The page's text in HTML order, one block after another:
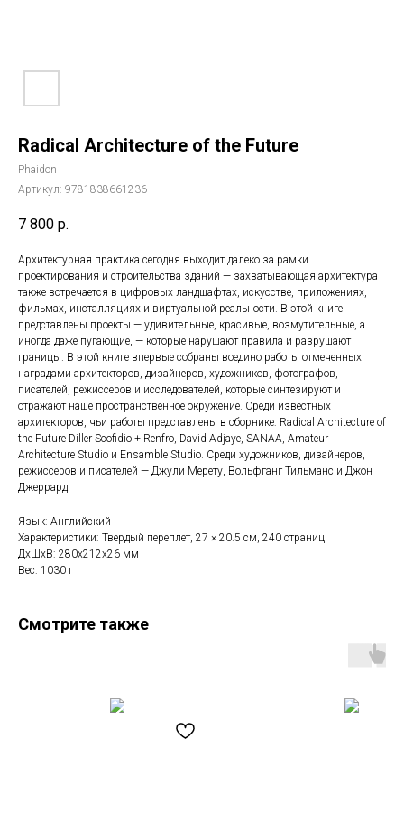
Radical Architecture of the Future
Phaidon
Артикул: 9781838661236
7 800 р.
Архитектурная практика сегодня выходит далеко за рамки
проектирования и строительства зданий — захватывающая архитектура
также встречается в цифровых ландшафтах, искусстве, приложениях,
фильмах, инсталляциях и виртуальной реальности. В этой книге
представлены проекты — удивительные, красивые, возмутительные, а
иногда даже пугающие, — которые нарушают правила и разрушают
границы. В этой книге впервые собраны воедино работы отмеченных
наградами архитекторов, дизайнеров, художников, фотографов,
писателей, режиссеров и исследователей, которые синтезируют и
отражают наше пространственное окружение. Среди известных
архитекторов, чьи работы представлены в сборнике: Radical Architecture of
the Future Diller Scofidio + Renfro, David Adjaye, SANAA, Amateur
Architecture Studio и Ensamble Studio. Среди художников, дизайнеров,
режиссеров и писателей — Джули Мерету, Вольфганг Тильманс и Джон
Джеррард.
Язык: Английский
Характеристики: Твердый переплет, 27 × 20.5 см, 240 страниц
ДxШxВ: 280x212x26 мм
Вес: 1030 г
Смотрите также